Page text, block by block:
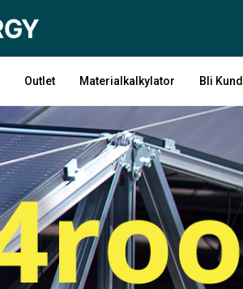
Outlet Materialkalkylator Bli Kund